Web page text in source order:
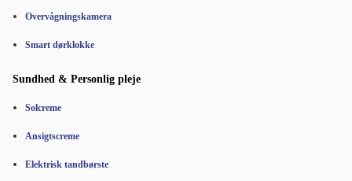
Overvågningskamera
Smart dørklokke
Sundhed & Personlig pleje
Solcreme
Ansigtscreme
Elektrisk tandbørste